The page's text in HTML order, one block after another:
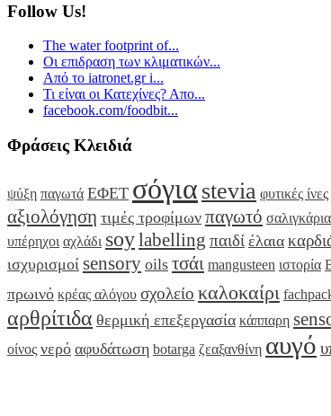
Follow Us!
The water footprint of...
Οι επιδραση των κλιματικών...
Από το iatronet.gr i...
Τι είναι οι Κατεχίνες? Απο...
facebook.com/foodbit...
Φράσεις Κλειδιά
ψύξη παγωτά ΕΦΕΤ σόγια stevia φυτικές ίνες
αξιολόγηση τιμές τροφίμων παγωτό σαλιγκάρια
υπέρηχοι αχλάδι soylabelling παιδί έλαια
ισχυρισμοί sensory oils τσάι mangusteen ιστορία
πρωινό κρέας αλόγου σχολείο καλοκαίρι
αρθρίτιδα θερμική επεξεργασία κάππαρη
οίνος νερό αφυδάτωση botarga ζεαξανθίνη αυγό